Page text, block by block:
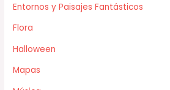
Entornos y Paisajes Fantásticos
Flora
Halloween
Mapas